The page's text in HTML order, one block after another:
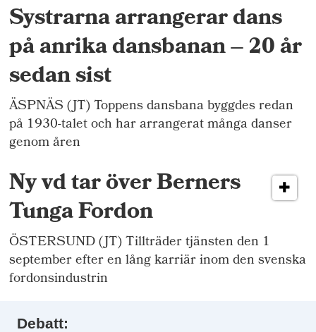
Systrarna arrangerar dans
på anrika dansbanan – 20 år
sedan sist
ÄSPNÄS (JT) Toppens dansbana byggdes redan
på 1930-talet och har arrangerat många danser
genom åren
Ny vd tar över Berners
Tunga Fordon
ÖSTERSUND (JT) Tillträder tjänsten den 1
september efter en lång karriär inom den svenska
fordonsindustrin
Debatt: